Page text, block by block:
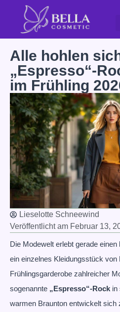
Alle hohlen
„Espresso“-
im Frühling
Lieselotte Schneewind
Veröffentlicht am Februar 13,
Die Modewelt erlebt gerade
ein einzelnes Kleidungsstück von
Frühlingsgarderobe zahlreicher
sogenannte „Espresso“-Rock in
warmen Braunton entwickelt